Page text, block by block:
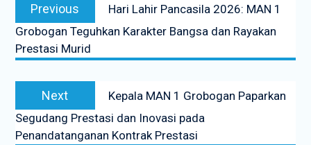
Previous
Hari Lahir Pancasila 2026: MAN 1
Grobogan Teguhkan Karakter Bangsa dan Rayakan
Prestasi Murid
Next
Kepala MAN 1 Grobogan Paparkan
Segudang Prestasi dan Inovasi pada
Penandatanganan Kontrak Prestasi